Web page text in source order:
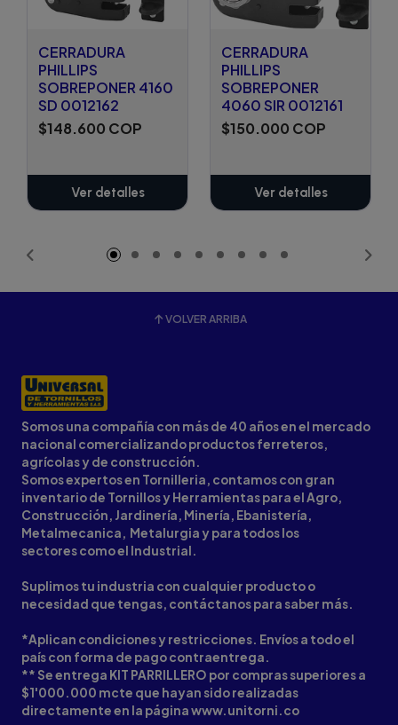
CERRADURA
PHILLIPS
SOBREPONER 4160
SD 0012162
$148.600 COP
Ver detalles
CERRADURA
PHILLIPS
SOBREPONER
4060 SIR 0012161
$150.000 COP
Ver detalles
VOLVER ARRIBA
Somos una compañía con más de 40 años en el mercado
nacional comercializando productos ferreteros,
agrícolas y de construcción.
Somos expertos en Tornilleria, contamos con gran
inventario de Tornillos y Herramientas para el Agro,
Construcción, Jardinería, Minería, Ebanistería,
Metalmecanica, Metalurgia y para todos los
sectores como el Industrial.
Suplimos tu industria con cualquier producto o
necesidad que tengas, contáctanos para saber más.
*Aplican condiciones y restricciones. Envíos a todo el
país con forma de pago contraentrega.
** Se entrega KIT PARRILLERO por compras superiores a
$1'000.000 mcte que hayan sido realizadas
directamente en la página www.unitorni.co